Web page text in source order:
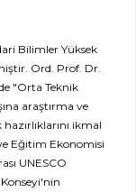
Bilimler Yüksek
Ord. Prof. Dr.
"Orta Teknik
araştırma ve
ikmal
Eğitim Ekonomisi
UNESCO